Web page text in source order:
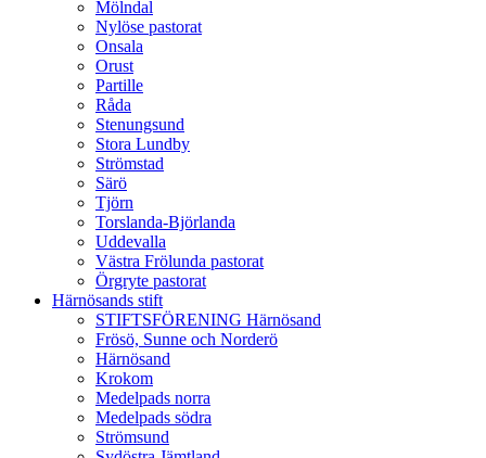
Mölndal
Nylöse pastorat
Onsala
Orust
Partille
Råda
Stenungsund
Stora Lundby
Strömstad
Särö
Tjörn
Torslanda-Björlanda
Uddevalla
Västra Frölunda pastorat
Örgryte pastorat
Härnösands stift
STIFTSFÖRENING Härnösand
Frösö, Sunne och Norderö
Härnösand
Krokom
Medelpads norra
Medelpads södra
Strömsund